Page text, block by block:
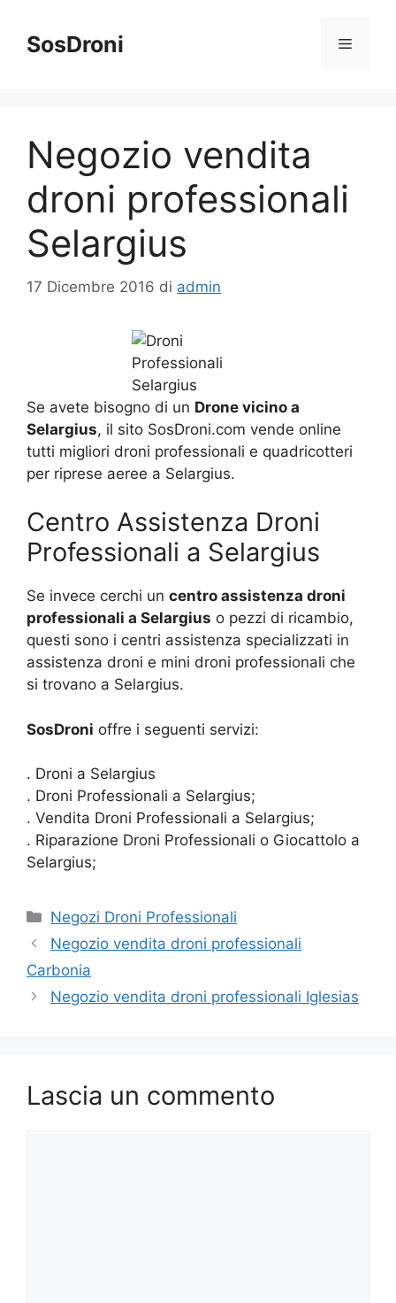
contenuto
SosDroni Menu
Negozio vendita
droni professionali
Selargius
17 Dicembre 2016 di admin
Se avete bisogno di un Drone vicino a
Selargius, il sito SosDroni.com vende online
tutti migliori droni professionali e quadricotteri
per riprese aeree a Selargius.
Centro Assistenza Droni
Professionali a Selargius
Se invece cerchi un centro assistenza droni
professionali a Selargius o pezzi di ricambio,
questi sono i centri assistenza specializzati in
assistenza droni e mini droni professionali che
si trovano a Selargius.
SosDroni offre i seguenti servizi:
. Droni a Selargius
. Droni Professionali a Selargius;
. Vendita Droni Professionali a Selargius;
. Riparazione Droni Professionali o Giocattolo a
Selargius;
Categorie
Negozi Droni Professionali
Negozio vendita droni professionali
Carbonia
Negozio vendita droni professionali Iglesias
Lascia un commento